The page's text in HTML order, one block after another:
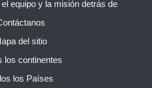
equipo y la misión detrás de
del sitio
los continentes
los Países